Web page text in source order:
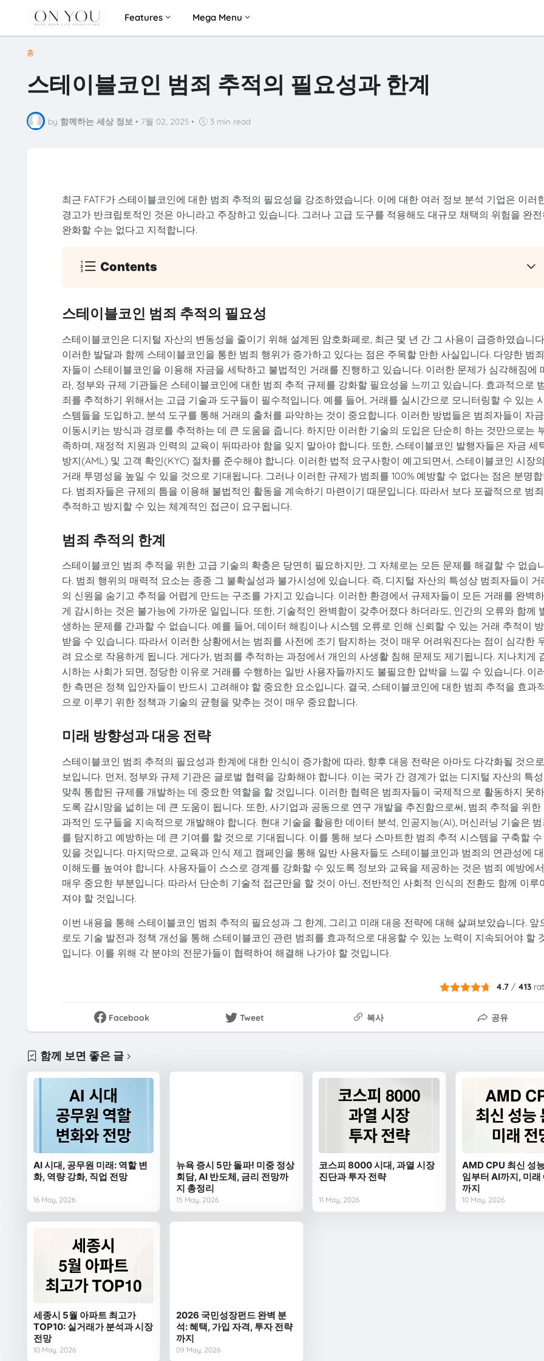
Features Mega Menu
홈
스테이블코인 범죄 추적의 필요성과 한계
by 함께하는 세상 정보 • 7월 02, 2025 • 3 min read
최근 FATF가 스테이블코인에 대한 범죄 추적의 필요성을 강조하였습니다. 이에 대한 여러 정보 분석 기업은 이러
경고가 반크립토적인 것은 아니라고 주장하고 있습니다. 그러나 고급 도구를 적용해도 대규모 채택의 위험을 완전
완화할 수는 없다고 지적합니다.
Contents
스테이블코인 범죄 추적의 필요성
스테이블코인은 디지털 자산의 변동성을 줄이기 위해 설계된 암호화폐로, 최근 몇 년 간 그 사용이 급증하였습니
이러한 발달과 함께 스테이블코인을 통한 범죄 행위가 증가하고 있다는 점은 주목할 만한 사실입니다. 다양한 범죄
자들이 스테이블코인을 이용해 자금을 세탁하고 불법적인 거래를 진행하고 있습니다. 이러한 문제가 심각해짐에
라, 정부와 규제 기관들은 스테이블코인에 대한 범죄 추적 규제를 강화할 필요성을 느끼고 있습니다. 효과적으로
죄를 추적하기 위해서는 고급 기술과 도구들이 필수적입니다. 예를 들어, 거래를 실시간으로 모니터링할 수 있는
스템들을 도입하고, 분석 도구를 통해 거래의 출처를 파악하는 것이 중요합니다. 이러한 방법들은 범죄자들이 자
이동시키는 방식과 경로를 추적하는 데 큰 도움을 줍니다. 하지만 이러한 기술의 도입은 단순히 하는 것만으로는
족하며, 재정적 지원과 인력의 교육이 뒤따라야 함을 잊지 말아야 합니다. 또한, 스테이블코인 발행자들은 자금 세
방지(AML) 및 고객 확인(KYC) 절차를 준수해야 합니다. 이러한 법적 요구사항이 예고되면서, 스테이블코인 시장의
거래 투명성을 높일 수 있을 것으로 기대됩니다. 그러나 이러한 규제가 범죄를 100% 예방할 수 없다는 점은 분명합
다. 범죄자들은 규제의 틈을 이용해 불법적인 활동을 계속하기 마련이기 때문입니다. 따라서 보다 포괄적으로 범
추적하고 방지할 수 있는 체계적인 접근이 요구됩니다.
범죄 추적의 한계
스테이블코인 범죄 추적을 위한 고급 기술의 확충은 당연히 필요하지만, 그 자체로는 모든 문제를 해결할 수 없습
다. 범죄 행위의 매력적 요소는 종종 그 불확실성과 불가시성에 있습니다. 즉, 디지털 자산의 특성상 범죄자들이 거
의 신원을 숨기고 추적을 어렵게 만드는 구조를 가지고 있습니다. 이러한 환경에서 규제자들이 모든 거래를 완벽하
게 감시하는 것은 불가능에 가까운 일입니다. 또한, 기술적인 완벽함이 갖추어졌다 하더라도, 인간의 오류와 함께
생하는 문제를 간과할 수 없습니다. 예를 들어, 데이터 해킹이나 시스템 오류로 인해 신뢰할 수 있는 거래 추적이
받을 수 있습니다. 따라서 이러한 상황에서는 범죄를 사전에 조기 탐지하는 것이 매우 어려워진다는 점이 심각한
려 요소로 작용하게 됩니다. 게다가, 범죄를 추적하는 과정에서 개인의 사생활 침해 문제도 제기됩니다. 지나치게
시하는 사회가 되면, 정당한 이유로 거래를 수행하는 일반 사용자들까지도 불필요한 압박을 느낄 수 있습니다. 이
한 측면은 정책 입안자들이 반드시 고려해야 할 중요한 요소입니다. 결국, 스테이블코인에 대한 범죄 추적을 효과
으로 이루기 위한 정책과 기술의 균형을 맞추는 것이 매우 중요합니다.
미래 방향성과 대응 전략
스테이블코인 범죄 추적의 필요성과 한계에 대한 인식이 증가함에 따라, 향후 대응 전략은 아마도 다각화될 것으로
보입니다. 먼저, 정부와 규제 기관은 글로벌 협력을 강화해야 합니다. 이는 국가 간 경계가 없는 디지털 자산의 특
맞춰 통합된 규제를 개발하는 데 중요한 역할을 할 것입니다. 이러한 협력은 범죄자들이 국제적으로 활동하지 못하
도록 감시망을 넓히는 데 큰 도움이 됩니다. 또한, 사기업과 공동으로 연구 개발을 추진함으로써, 범죄 추적을 위한
과적인 도구들을 지속적으로 개발해야 합니다. 현대 기술을 활용한 데이터 분석, 인공지능(AI), 머신러닝 기술은 범
를 탐지하고 예방하는 데 큰 기여를 할 것으로 기대됩니다. 이를 통해 보다 스마트한 범죄 추적 시스템을 구축할 수
있을 것입니다. 마지막으로, 교육과 인식 제고 캠페인을 통해 일반 사용자들도 스테이블코인과 범죄의 연관성에
이해도를 높여야 합니다. 사용자들이 스스로 경계를 강화할 수 있도록 정보와 교육을 제공하는 것은 범죄 예방에서
매우 중요한 부분입니다. 따라서 단순히 기술적 접근만을 할 것이 아닌, 전반적인 사회적 인식의 전환도 함께 이루
져야 할 것입니다.
이번 내용을 통해 스테이블코인 범죄 추적의 필요성과 그 한계, 그리고 미래 대응 전략에 대해 살펴보았습니다. 앞
로도 기술 발전과 정책 개선을 통해 스테이블코인 관련 범죄를 효과적으로 대응할 수 있는 노력이 지속되어야 할
입니다. 이를 위해 각 분야의 전문가들이 협력하여 해결해 나가야 할 것입니다.
4.7 / 413
Facebook Tweet 복사 공유
함께 보면 좋은 글
AI 시대, 공무원 미래: 역할 변
화, 역량 강화, 직업 전망
16 May, 2026
뉴욕 증시 5만 돌파! 미중 정상
회담, AI 반도체, 금리 전망까
지 총정리
15 May, 2026
코스피 8000 시대, 과열 시장
진단과 투자 전략
11 May, 2026
AMD CPU 최신 성
임부터 AI까지, 미래
까지
10 May, 2026
세종시 5월 아파트 최고가
TOP10: 실거래가 분석과 시장
전망
10 May, 2026
2026 국민성장펀드 완벽 분
석: 혜택, 가입 자격, 투자 전략
까지
09 May, 2026